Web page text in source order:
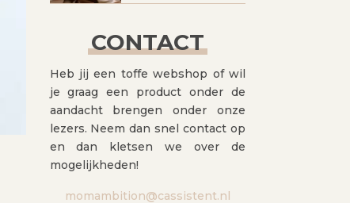
CONTACT
Heb jij een toffe webshop of wil
je graag een product onder de
aandacht brengen onder onze
lezers. Neem dan snel contact op
en dan kletsen we over de
mogelijkheden!
momambition@cassistent.nl